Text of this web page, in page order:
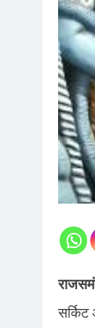
सर्किट